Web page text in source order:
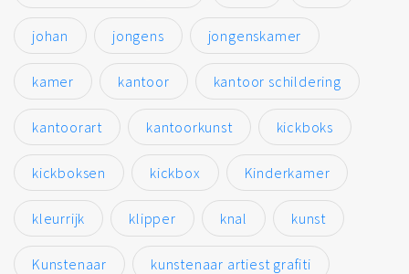
johan jongens jongenskamer
kamer kantoor kantoor schildering
kantoorart kantoorkunst kickboks
kickboksen kickbox Kinderkamer
kleurrijk klipper knal kunst
Kunstenaar kunstenaar artiest grafiti